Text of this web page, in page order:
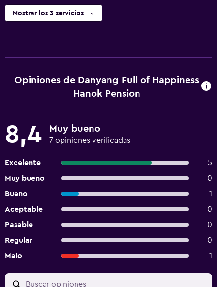
Mostrar los 3 servicios
Opiniones de Danyang Full of Happiness
Hanok Pension
8,4 Muy bueno
7 opiniones verificadas
Excelente
5
Muy bueno
0
Bueno
1
Aceptable
0
Pasable
0
Regular
0
Malo
1